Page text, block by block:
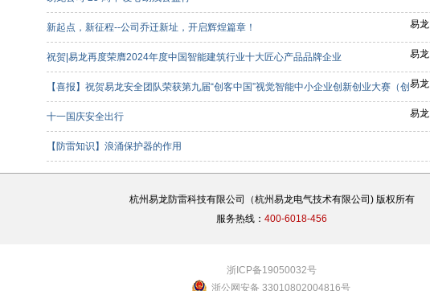
新起点，新征程--公司乔迁新址，开启辉煌篇章！ 易龙
祝贺|易龙再度荣膺2024年度中国智能建筑行业十大匠心产品品牌企业 易龙
【喜报】祝贺易龙安全团队荣获第九届“创客中国”视觉智能中小企业创新创业大赛（创 易龙
十一国庆安全出行 易龙
【防雷知识】浪涌保护器的作用
杭州易龙防雷科技有限公司（杭州易龙电气技术有限公司) 版权所有
服务热线： 400-6018-456
浙ICP备19050032号
浙公网安备 33010802004816号